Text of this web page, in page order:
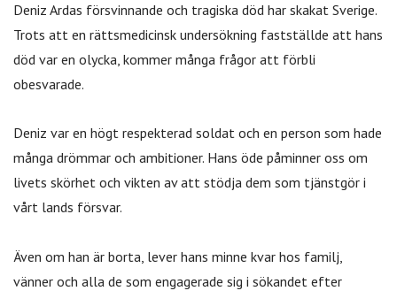
Deniz Ardas försvinnande och tragiska död har skakat Sverige.
Trots att en rättsmedicinsk undersökning fastställde att hans
död var en olycka, kommer många frågor att förbli
obesvarade.
Deniz var en högt respekterad soldat och en person som hade
många drömmar och ambitioner. Hans öde påminner oss om
livets skörhet och vikten av att stödja dem som tjänstgör i
vårt lands försvar.
Även om han är borta, lever hans minne kvar hos familj,
vänner och alla de som engagerade sig i sökandet efter